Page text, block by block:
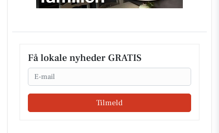
Få lokale nyheder GRATIS
Email
Tilmeld